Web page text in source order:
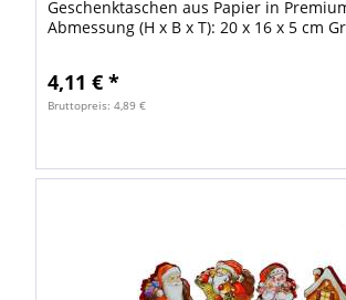
Geschenktaschen aus Papier in
Abmessung (H x B x T): 20 x 16 x 5 cm
4,11 € *
Bruttopreis: 4,89 €